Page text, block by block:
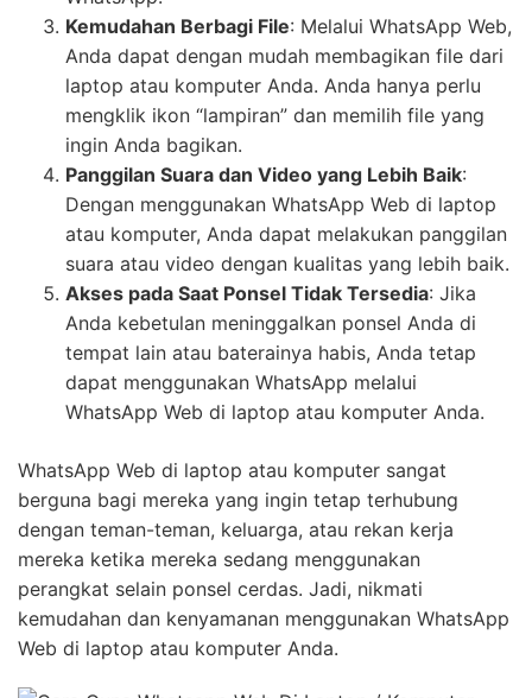
Kemudahan Berbagi File: Melalui WhatsApp Web,
Anda dapat dengan mudah membagikan file dari
laptop atau komputer Anda. Anda hanya perlu
mengklik ikon “lampiran” dan memilih file yang
ingin Anda bagikan.
Panggilan Suara dan Video yang Lebih Baik:
Dengan menggunakan WhatsApp Web di laptop
atau komputer, Anda dapat melakukan panggilan
suara atau video dengan kualitas yang lebih baik.
Akses pada Saat Ponsel Tidak Tersedia: Jika
Anda kebetulan meninggalkan ponsel Anda di
tempat lain atau baterainya habis, Anda tetap
dapat menggunakan WhatsApp melalui
WhatsApp Web di laptop atau komputer Anda.
WhatsApp Web di laptop atau komputer sangat
berguna bagi mereka yang ingin tetap terhubung
dengan teman-teman, keluarga, atau rekan kerja
mereka ketika mereka sedang menggunakan
perangkat selain ponsel cerdas. Jadi, nikmati
kemudahan dan kenyamanan menggunakan WhatsApp
Web di laptop atau komputer Anda.